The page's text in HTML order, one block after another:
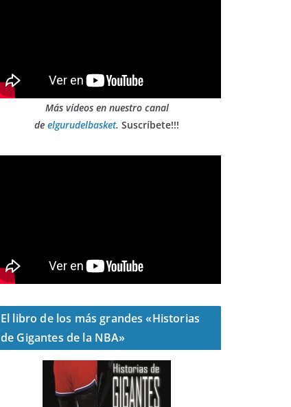
Más vídeos en nuestro canal
de elgurudelbasket. Suscríbete!!!
El libro de los más grandes «Historias
de Gigantes de la NBA»